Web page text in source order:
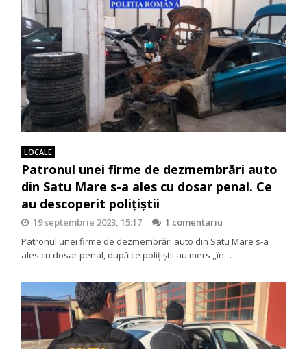
LOCALE
Patronul unei firme de dezmembrări auto
din Satu Mare s-a ales cu dosar penal. Ce
au descoperit polițiștii
19 septembrie 2023, 15:17
1 comentariu
Patronul unei firme de dezmembrări auto din Satu Mare s-a
ales cu dosar penal, după ce polițiștii au mers ,,în…